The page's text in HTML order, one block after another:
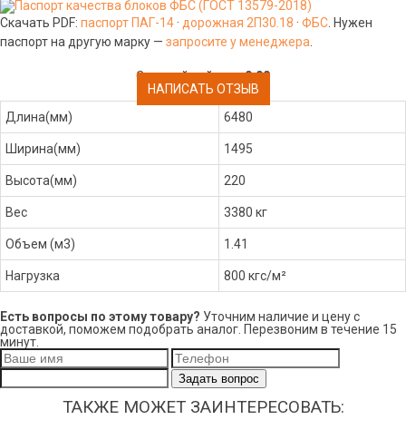
Скачать PDF: паспорт ПАГ-14 · дорожная 2П30.18 · ФБС . Нужен
паспорт на другую марку — запросите у менеджера
Средний рейтинг:0.00
НАПИСАТЬ ОТЗЫВ
Длина(мм)
6480
Ширина(мм) 1495
Высота(мм) 220
Вес 3380 кг
Объем (м3) 1.41
Нагрузка 800 кгс/м²
Есть вопросы по этому товару? Уточним наличие и цену с
доставкой, поможем подобрать аналог. Перезвоним в течение 15
минут.
Задать вопрос
ТАКЖЕ МОЖЕТ ЗАИНТЕРЕСОВАТЬ: